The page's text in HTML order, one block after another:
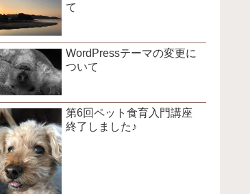
て
WordPressテーマの変更に
ついて
第6回ペット食育入門講座
終了しました♪